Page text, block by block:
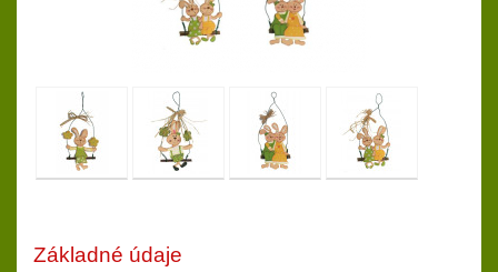
Základné údaje